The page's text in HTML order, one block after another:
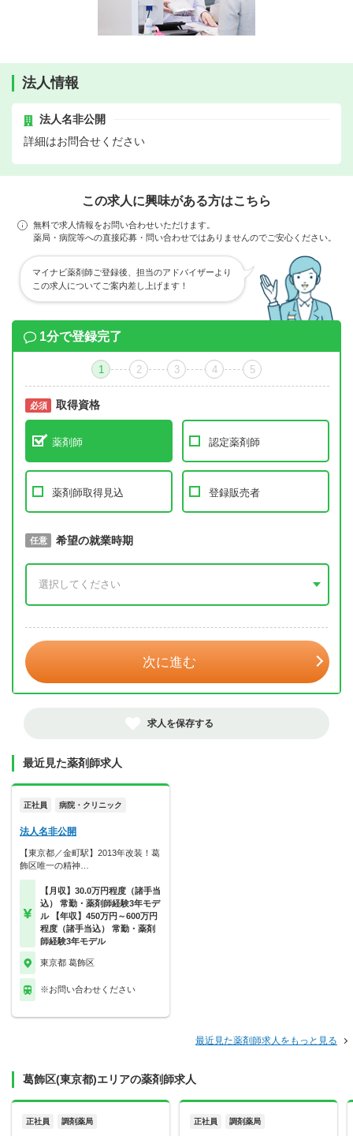
法人情報
法人名非公開
詳細はお問合せください
この求人に興味がある方はこちら
無料で求人情報をお問い合わせいただけます。
薬局・病院等への直接応募・問い合わせではありませんのでご安心ください。
マイナビ薬剤師ご登録後、担当のアドバイザーより
この求人についてご案内差し上げます！
1分で登録完了
1 2 3 4 5
必須 取得資格
薬剤師 認定薬剤師
薬剤師取得見込 登録販売者
必須 取得予定年
任意 希望の就業時期
次に進む
求人を保存する
最近見た薬剤師求人
正社員 病院・クリニック
法人名非公開
【東京都／金町駅】2013年改装！葛
飾区唯一の精神…
【月収】30.0万円程度（諸手当
込） 常勤・薬剤師経験3年モデ
ル 【年収】450万円～600万円
程度（諸手当込） 常勤・薬剤
師経験3年モデル
東京都 葛飾区
※お問い合わせください
最近見た薬剤師求人をもっと見る
葛飾区(東京都)エリアの薬剤師求人
正社員 調剤薬局 正社員 調剤薬局